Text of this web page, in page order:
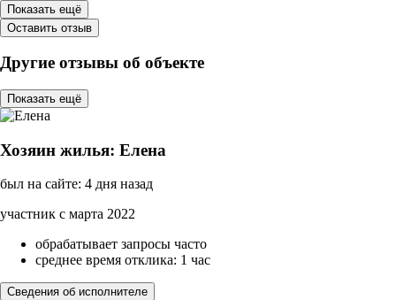
Показать ещё
Оставить отзыв
Другие отзывы об объекте
Показать ещё
Хозяин жилья: Елена
был на сайте: 4 дня назад
участник с марта 2022
обрабатывает запросы часто
среднее время отклика: 1 час
Сведения об исполнителе